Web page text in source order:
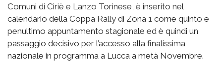
Comuni di Ciriè e Lanzo Torinese, è inserito nel
calendario della Coppa Rally di Zona 1 come quinto e
penultimo appuntamento stagionale ed è quindi un
passaggio decisivo per l’accesso alla finalissima
nazionale in programma a Lucca a metà Novembre.